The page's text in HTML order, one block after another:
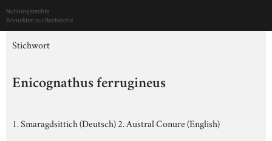
Nutzungsrechte
Anmelden zur Recherche
Stichwort
Enicognathus ferrugineus
1. Smaragdsittich (Deutsch) 2. Austral Conure (English)